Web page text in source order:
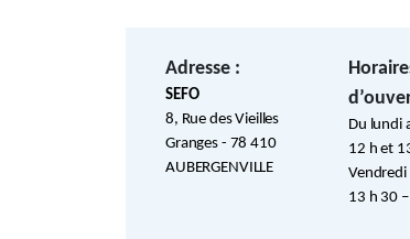
Adresse :
SEFO
8, Rue des Vieilles
Granges - 78 410
AUBERGENVILLE
Du lundi
12 h et
Vendredi
13 h 30